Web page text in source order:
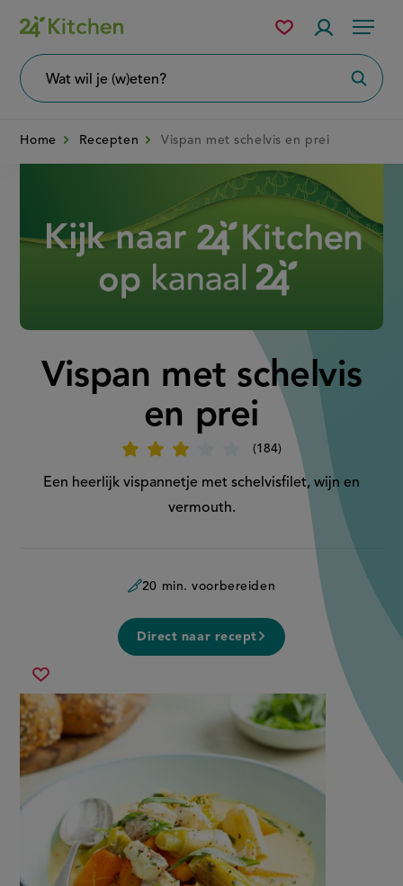
Overslaan
en
naar
Menu
wil
Mijn
bewaarde
Home Recepten Vispan met schelvis en prei
Vispan met schelvis
en prei
184
'Vispan
met
schelvis
en
Een heerlijk vispannetje met schelvisfilet, wijn en
vermouth.
20 min. voorbereiden
Direct naar recept
Sla
recept
op
vispan
met
schelvis
en
prei